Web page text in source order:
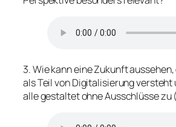
3. Wie kann eine Zukunft
als Teil von Digitalisierung
alle gestaltet ohne Ausschlüsse